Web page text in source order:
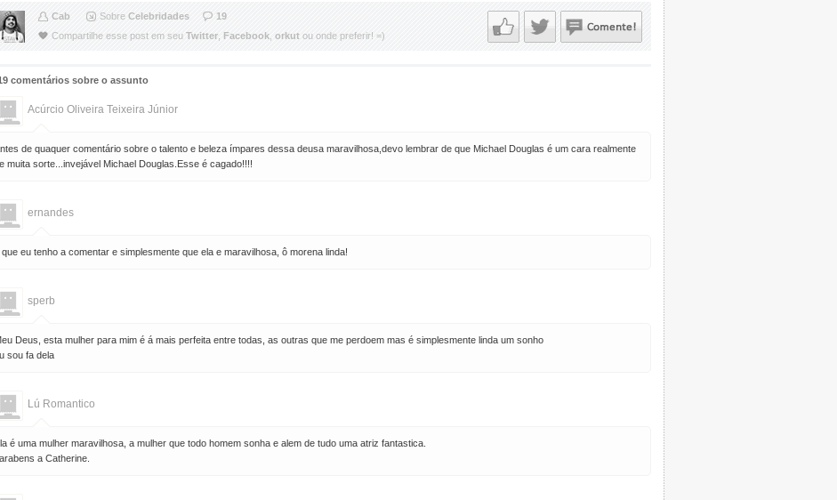
Cab Sobre Celebridades
19
Compartilhe esse post em seu Twitter Facebook orkut ou onde preferir! =)
comentários sobre o assunto
Acúrcio Oliveira Teixeira Júnior
de quaquer comentário sobre o talento e beleza ímpares dessa deusa maravilhosa,devo lembrar de que Michael Douglas é um cara realmente
muita sorte...invejável Michael Douglas.Esse é cagado!!!!
ernandes
que eu tenho a comentar e simplesmente que ela e maravilhosa, ô morena linda!
sperb
Deus, esta mulher para mim é á mais perfeita entre todas, as outras que me perdoem mas é simplesmente linda um sonho
sou fa dela
Lú Romantico
é uma mulher maravilhosa, a mulher que todo homem sonha e alem de tudo uma atriz fantastica.
a Catherine.